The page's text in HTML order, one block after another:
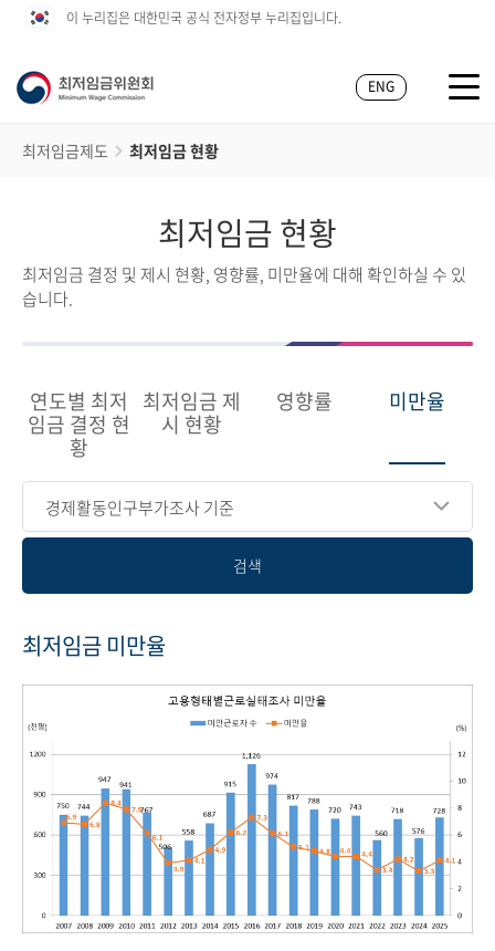
이 누리집은 대한민국 공식 전자정부 누리집입니다.
ENG
최저임금제도 최저임금 현황
최저임금 현황
최저임금 결정 및 제시 현황, 영향률, 미만율에 대해 확인하실 수 있
습니다.
연도별 최저
임금 결정 현
황
최저임금 제
시 현황
영향률 미만율
경제활동인구부가조사 기준
검색
최저임금 미만율